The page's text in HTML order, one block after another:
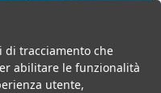
di tracciamento che
abilitare le funzionalità
utente,